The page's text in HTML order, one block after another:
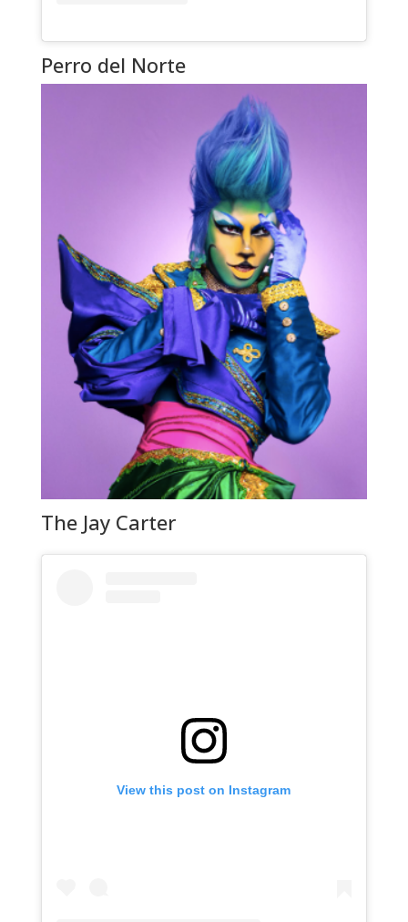
Perro del Norte
The Jay Carter
View this post on Instagram